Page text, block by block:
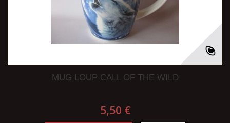
MUG LOUP CALL OF THE WILD
5,50 €